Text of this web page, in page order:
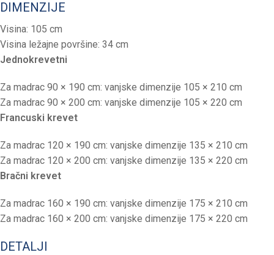
DIMENZIJE
Visina: 105 cm
Visina ležajne površine: 34 cm
Jednokrevetni
Za madrac 90 × 190 cm: vanjske dimenzije 105 × 210 cm
Za madrac 90 × 200 cm: vanjske dimenzije 105 × 220 cm
Francuski krevet
Za madrac 120 × 190 cm: vanjske dimenzije 135 × 210 cm
Za madrac 120 × 200 cm: vanjske dimenzije 135 × 220 cm
Bračni krevet
Za madrac 160 × 190 cm: vanjske dimenzije 175 × 210 cm
Za madrac 160 × 200 cm: vanjske dimenzije 175 × 220 cm
DETALJI